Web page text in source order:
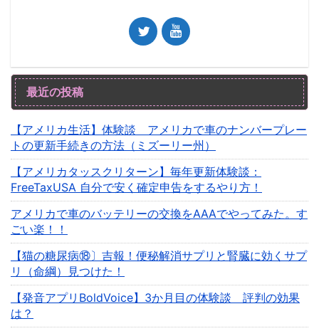
最近の投稿
【アメリカ生活】体験談 アメリカで車のナンバープレー
トの更新手続きの方法（ミズーリー州）
【アメリカタッスクリターン】毎年更新体験談：
FreeTaxUSA 自分で安く確定申告をするやり方！
アメリカで車のバッテリーの交換をAAAでやってみた。す
ごい楽！！
【猫の糖尿病⑱〕吉報！便秘解消サプリと腎臓に効くサプ
リ（命綱）見つけた！
【発音アプリBoldVoice】3か月目の体験談 評判の効果
は？